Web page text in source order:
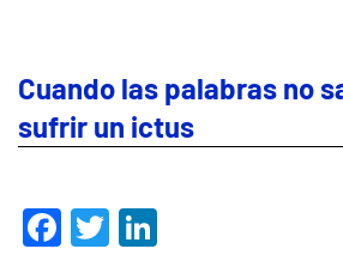
Cuando las palabras no
sufrir un ictus
Facebook
Twitter